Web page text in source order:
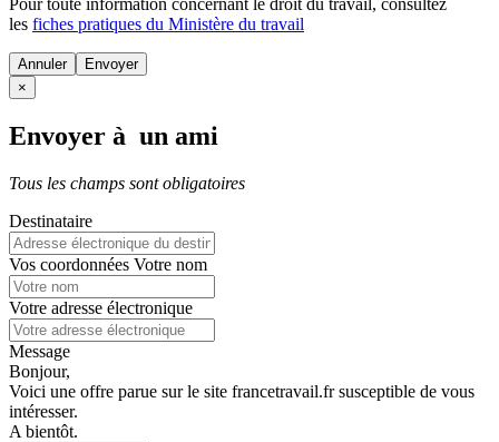
Pour toute information concernant le droit du travail, consultez
les fiches pratiques du Ministère du travail
Annuler
×
Envoyer à un ami
Tous les champs sont obligatoires
Destinataire
Vos coordonnées Votre nom
Votre adresse électronique
Message
Bonjour,
Voici une offre parue sur le site francetravail.fr susceptible de vous
intéresser.
A bientôt.